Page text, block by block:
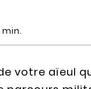
min.
votre aïeul